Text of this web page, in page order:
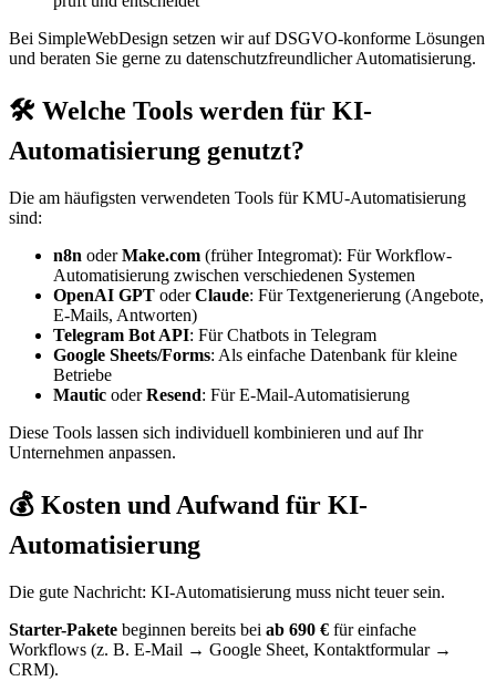
Bei SimpleWebDesign setzen wir auf DSGVO-konforme Lösungen
und beraten Sie gerne zu datenschutzfreundlicher Automatisierung.
🛠️ Welche Tools werden für KI-
Automatisierung genutzt?
Die am häufigsten verwendeten Tools für KMU-Automatisierung
sind:
n8n oderMake.com (früher Integromat): Für Workflow-
Automatisierung zwischen verschiedenen Systemen
OpenAI GPT oderClaude: Für Textgenerierung (Angebote,
E-Mails, Antworten)
Telegram Bot API: Für Chatbots in Telegram
Google Sheets/Forms: Als einfache Datenbank für kleine
Betriebe
Mautic oderResend: Für E-Mail-Automatisierung
Diese Tools lassen sich individuell kombinieren und auf Ihr
Unternehmen anpassen.
💰 Kosten und Aufwand für KI-
Automatisierung
Die gute Nachricht: KI-Automatisierung muss nicht teuer sein.
Starter-Pakete beginnen bereits bei ab 690 € für einfache
Workflows (z. B. E-Mail → Google Sheet, Kontaktformular →
CRM).